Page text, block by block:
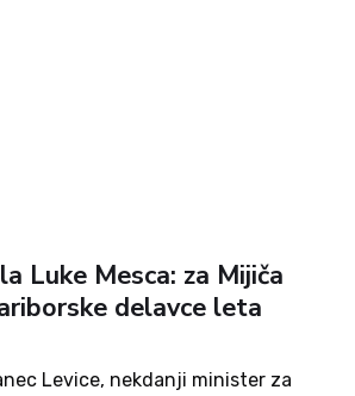
Luke Mesca: za Mijiča
delavce leta
Levice, nekdanji minister za